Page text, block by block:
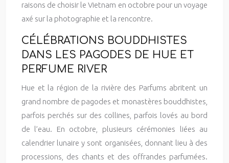
raisons de choisir le Vietnam en octobre pour un voyage
axé sur la photographie et la rencontre.
CÉLÉBRATIONS BOUDDHISTES
DANS LES PAGODES DE HUE ET
PERFUME RIVER
Hue et la région de la rivière des Parfums abritent un
grand nombre de pagodes et monastères bouddhistes,
parfois perchés sur des collines, parfois lovés au bord
de l’eau. En octobre, plusieurs cérémonies liées au
calendrier lunaire y sont organisées, donnant lieu à des
processions, des chants et des offrandes parfumées.